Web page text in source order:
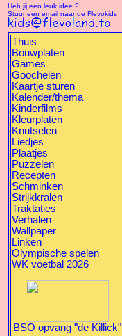
Heb jij een leuk idee ?
Stuur een email naar de Flevokids
Thuis
Bouwplaten
Games
Goochelen
Kaartje sturen
Kalender/thema
Kinderfilms
Kleurplaten
Knutselen
Liedjes
Plaatjes
Puzzelen
Recepten
Schminken
Strijkkralen
Traktaties
Verhalen
Wallpaper
Linken
Olympische spelen
WK voetbal 2026
BSO opvang "de Killick"